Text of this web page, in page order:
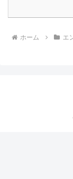
ホーム エ